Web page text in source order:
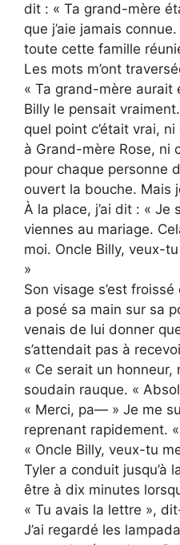
dit : « Ta grand-mère
que j’aie jamais
toute cette famille
Les mots m’ont
« Ta grand-mère aurait
Billy le pensait
quel point c’était vrai,
à Grand-mère Rose, ni
pour chaque personne
ouvert la bouche. Mais
À la place, j’ai dit : « Je
viennes au mariage.
moi. Oncle Billy, veux-
»
Son visage s’est
a posé sa main sur sa
venais de lui donner
s’attendait pas à
« Ce serait un
soudain rauque. «
« Merci, pa— » Je me
reprenant rapidement.
« Oncle Billy, veux-tu
Tyler a conduit jusqu’à
être à dix minutes
« Tu avais la lettre »,
J’ai regardé les